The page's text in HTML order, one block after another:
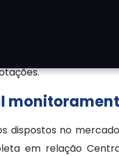
zeladoria,
e fale
dispostos no
em relação